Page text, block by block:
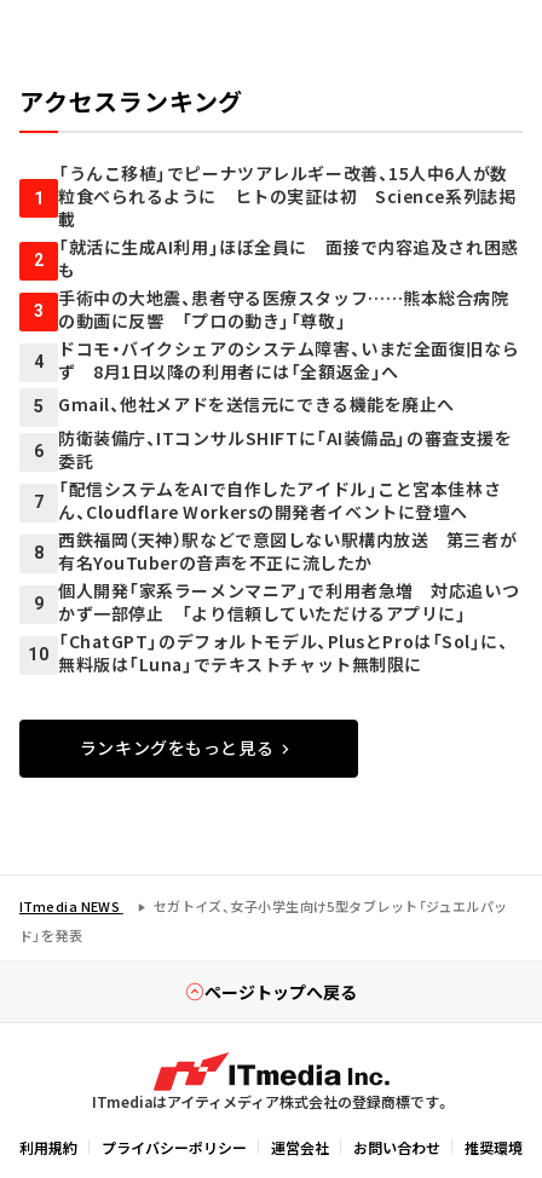
アクセスランキング
1
「うんこ移植」でピーナツアレルギー改善、15人中6人が数
粒食べられるように ヒトの実証は初 Science系列誌掲
載
2
「就活に生成AI利用」ほぼ全員に 面接で内容追及され困惑
も
3
手術中の大地震、患者守る医療スタッフ……熊本総合病院
の動画に反響 「プロの動き」「尊敬」
4
ドコモ・バイクシェアのシステム障害、いまだ全面復旧なら
ず 8月1日以降の利用者には「全額返金」へ
5 Gmail、他社メアドを送信元にできる機能を廃止へ
6
防衛装備庁、ITコンサルSHIFTに「AI装備品」の審査支援を
委託
7
「配信システムをAIで自作したアイドル」こと宮本佳林さ
ん、Cloudflare Workersの開発者イベントに登壇へ
8
西鉄福岡（天神）駅などで意図しない駅構内放送 第三者が
有名YouTuberの音声を不正に流したか
9
個人開発「家系ラーメンマニア」で利用者急増 対応追いつ
かず一部停止 「より信頼していただけるアプリに」
10
「ChatGPT」のデフォルトモデル、PlusとProは「Sol」に、
無料版は「Luna」でテキストチャット無制限に
ランキングをもっと見る
ITmedia NEWS
セガトイズ、女子小学生向け5型タブレット「ジュエルパッ
ド」を発表
ページトップへ戻る
ITmediaはアイティメディア株式会社の登録商標です。
利用規約 プライバシーポリシー 運営会社 お問い合わせ 推奨環境